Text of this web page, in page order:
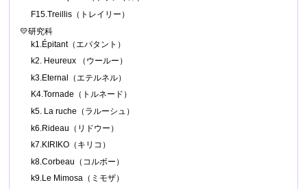
F15.Treillis（トレイリー）
💛研究科
k1.Épitant（エパタント）
k2. Heureux （ウールー）
k3.Eternal（エテルネル）
K4.Tornade（トルネード）
k5. La ruche（ラルーシュ）
k6.Rideau（リドウー）
k7.KIRIKO（キリコ）
k8.Corbeau（コルボー）
k9.Le Mimosa（ミモザ）